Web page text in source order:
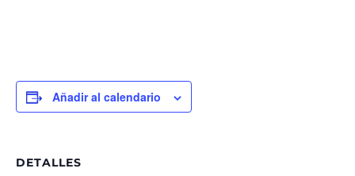
Añadir al calendario
DETALLES